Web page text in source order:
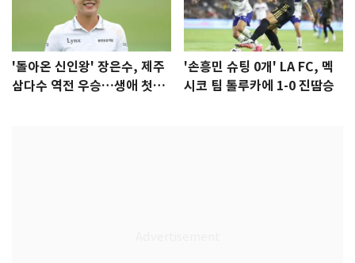
'돌아온 신인왕' 장은수, 제주
삼다수 역전 우승…생애 첫승
'손흥민 슈팅 0개' LA FC, 멕
시코 팀 톨루카에 1-0 진땀승